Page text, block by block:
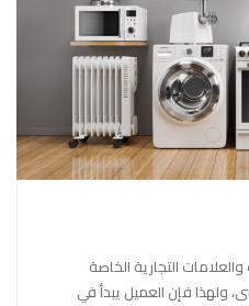
التجارية الخاصة
ولهذا فإن العميل يبدأ في